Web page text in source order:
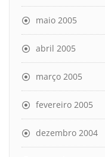
maio 2005
abril 2005
março 2005
fevereiro 2005
dezembro 2004